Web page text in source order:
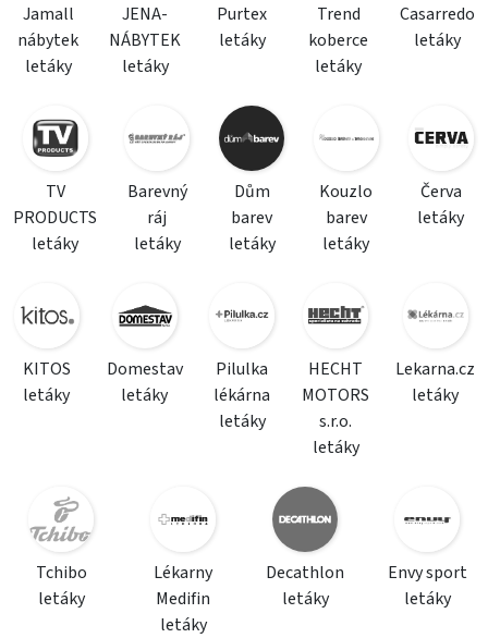
Jamall
nábytek
letáky
JENA-
NÁBYTEK
letáky
Purtex
letáky
Trend
koberce
letáky
Casarredo
letáky
TV
PRODUCTS
letáky
Barevný
ráj
letáky
Dům
barev
letáky
Kouzlo
barev
letáky
Červa
letáky
KITOS
letáky
Domestav
letáky
Pilulka
lékárna
letáky
HECHT
MOTORS
s.r.o.
letáky
Lekarna.cz
letáky
Tchibo
letáky
Lékarny
Medifin
letáky
Decathlon
letáky
Envy sport
letáky